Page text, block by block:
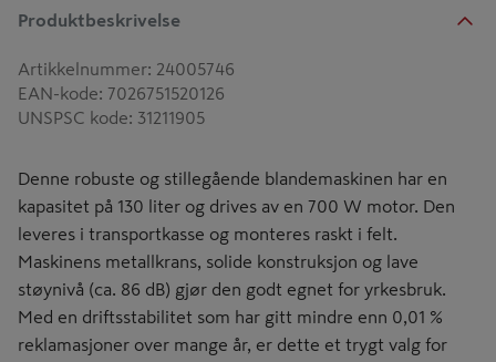
Produktbeskrivelse
Artikkelnummer: 24005746
EAN-kode: 7026751520126
UNSPSC kode: 31211905
Denne robuste og stillegående blandemaskinen har en
kapasitet på 130 liter og drives av en 700 W motor. Den
leveres i transportkasse og monteres raskt i felt.
Maskinens metallkrans, solide konstruksjon og lave
støynivå (ca. 86 dB) gjør den godt egnet for yrkesbruk.
Med en driftsstabilitet som har gitt mindre enn 0,01 %
reklamasjoner over mange år, er dette et trygt valg for